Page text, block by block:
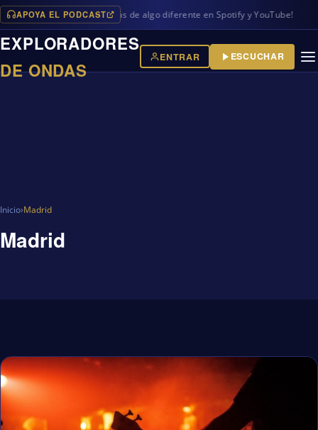
APOYA EL PODCAST
en iVoox, además de algo diferente en Spotify y YouTube!
EXPLORADORES
DE ONDAS
ENTRAR ESCUCHAR
Inicio›Madrid
Madrid